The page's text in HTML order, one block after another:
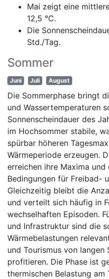
Mai zeigt eine
12,5 °C.
Die
Std./Tag.
Sommer
Juni Juli August
Die Sommerphase bringt
und Wassertemperaturen
Sonnenscheindauer des
im Hochsommer stabile,
spürbar höheren
Wärmeperiode erzeugen.
erreichen ihre Maxima
Bedingungen für Freibad-
Gleichzeitig bleibt die
und verteilt sich häufig in
wechselhaften Episoden.
und Infrastruktur sind die
Wärmebelastungen
und Tourismus von langen
profitieren. Die Phase ist
thermischen Belastung am